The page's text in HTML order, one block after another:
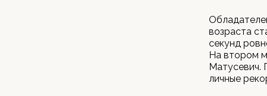
возраста
секунд
На втором
Матусевич.
личные